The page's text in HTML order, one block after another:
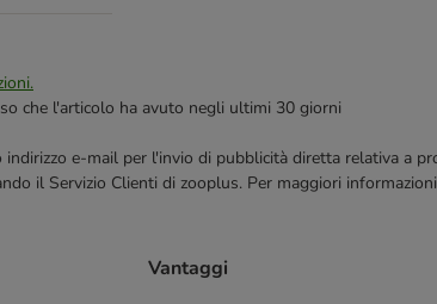
che l'articolo ha avuto negli ultimi 30 giorni
e-mail per l'invio di pubblicità diretta relativa a
il Servizio Clienti di zooplus. Per maggiori
Vantaggi